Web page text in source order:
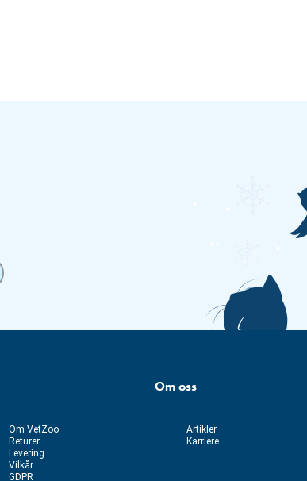
Om VetZoo
Returer
Levering
Vilkår
GDPR
Om oss
Artikler
Karriere